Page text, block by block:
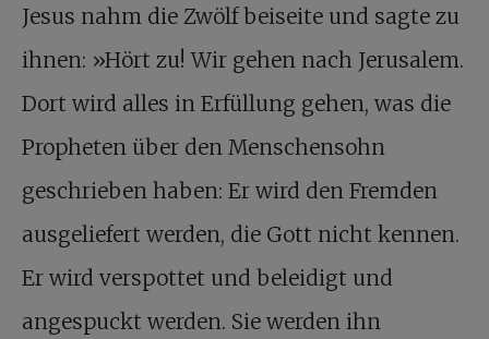
Jesus nahm die Zwölf beiseite und sagte zu
ihnen: »Hört zu! Wir gehen nach Jerusalem.
Dort wird alles in Erfüllung gehen, was die
Propheten über den Menschensohn
geschrieben haben: Er wird den Fremden
ausgeliefert werden, die Gott nicht kennen.
Er wird verspottet und beleidigt und
angespuckt werden. Sie werden ihn